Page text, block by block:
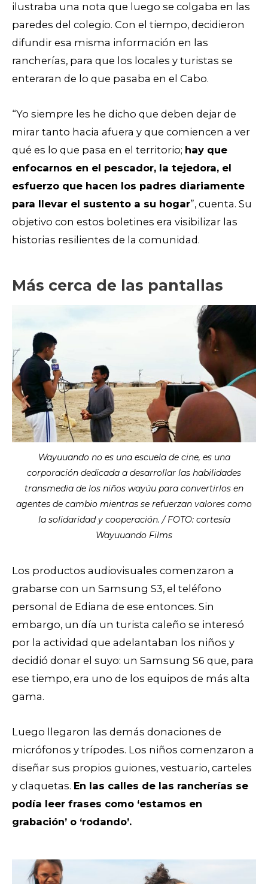
ilustraba una nota que luego se colgaba en las
paredes del colegio. Con el tiempo, decidieron
difundir esa misma información en las
rancherías, para que los locales y turistas se
enteraran de lo que pasaba en el Cabo.
“Yo siempre les he dicho que deben dejar de
mirar tanto hacia afuera y que comiencen a ver
qué es lo que pasa en el territorio; hay que
enfocarnos en el pescador, la tejedora, el
esfuerzo que hacen los padres diariamente
para llevar el sustento a su hogar”, cuenta. Su
objetivo con estos boletines era visibilizar las
historias resilientes de la comunidad.
Más cerca de las pantallas
Wayuuando no es una escuela de cine, es una
corporación dedicada a desarrollar las habilidades
transmedia de los niños wayúu para convertirlos en
agentes de cambio mientras se refuerzan valores como
la solidaridad y cooperación. / FOTO: cortesía
Wayuuando Films
Los productos audiovisuales comenzaron a
grabarse con un Samsung S3, el teléfono
personal de Ediana de ese entonces. Sin
embargo, un día un turista caleño se interesó
por la actividad que adelantaban los niños y
decidió donar el suyo: un Samsung S6 que, para
ese tiempo, era uno de los equipos de más alta
gama.
Luego llegaron las demás donaciones de
micrófonos y trípodes. Los niños comenzaron a
diseñar sus propios guiones, vestuario, carteles
y claquetas. En las calles de las rancherías se
podía leer frases como ‘estamos en
grabación’ o ‘rodando’.